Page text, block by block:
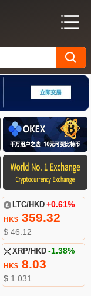
LTC/HKD +0.61%
HK$359.32
$ 46.12
XRP/HKD -1.38%
HK$8.03
$ 1.031